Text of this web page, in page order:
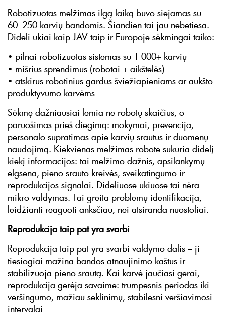
Robotizuotas melžimas ilgą laiką buvo siejamas su
60–250 karvių bandomis. Šiandien tai jau nebetiesa.
Dideli ūkiai kaip JAV taip ir Europoje sėkmingai taiko:
• pilnai robotizuotas sistemas su 1 000+ karvių
• mišrius sprendimus (robotai + aikštelės)
• atskirus robotinius gardus šviežiapieniams ar aukšto
produktyvumo karvėms
Sėkmę dažniausiai lemia ne robotų skaičius, o
paruošimas prieš diegimą: mokymai, prevencija,
personalo supratimas apie karvių srautus ir duomenų
naudojimą. Kiekvienas melžimas robote sukuria didelį
kiekį informacijos: tai melžimo dažnis, apsilankymų
elgsena, pieno srauto kreivės, sveikatingumo ir
reprodukcijos signalai. Dideliuose ūkiuose tai nėra
mikro valdymas. Tai greita problemų identifikacija,
leidžianti reaguoti anksčiau, nei atsiranda nuostoliai.
Reprodukcija taip pat yra svarbi
Reprodukcija taip pat yra svarbi valdymo dalis – ji
tiesiogiai mažina bandos atnaujinimo kaštus ir
stabilizuoja pieno srautą. Kai karvė jaučiasi gerai,
reprodukcija gerėja savaime: trumpesnis periodas iki
veršingumo, mažiau seklinimų, stabilesni veršiavimosi
intervalai